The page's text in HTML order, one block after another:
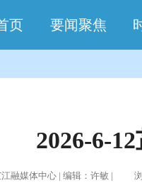
页 要闻聚焦
2026-6-
融媒体中心 | 编辑：许敏 | 浏